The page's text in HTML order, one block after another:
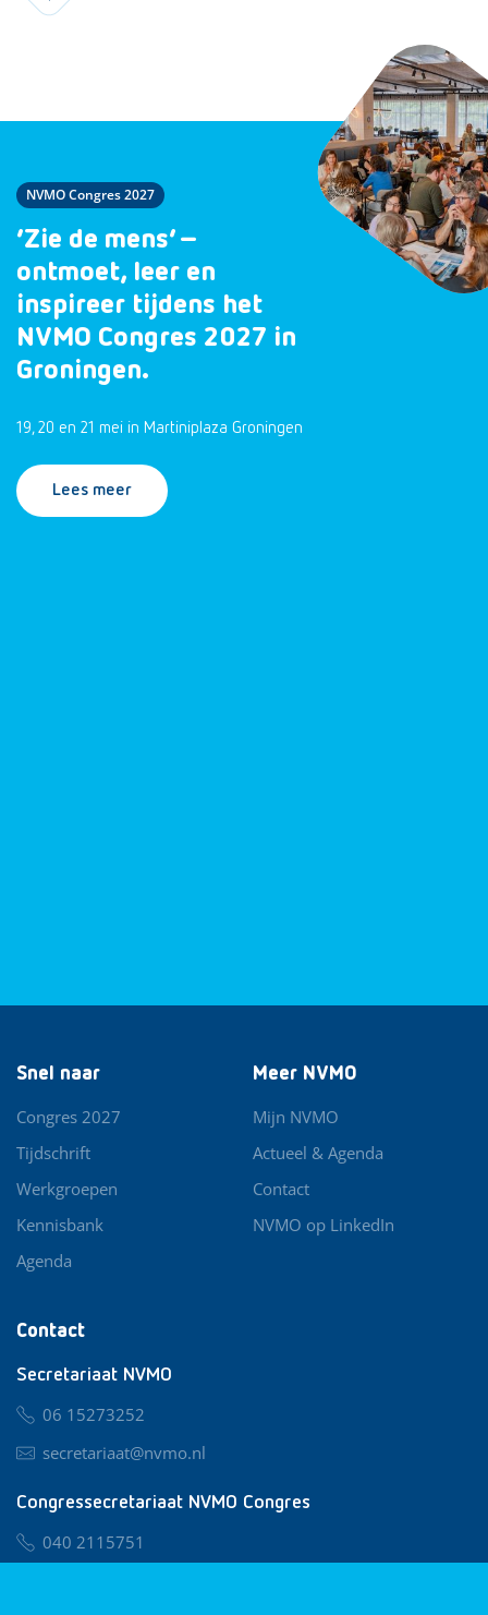
NVMO Congres 2027
‘Zie de mens’ –
ontmoet, leer en
inspireer tijdens het
NVMO Congres 2027 in
Groningen.
19, 20 en 21 mei in Martiniplaza Groningen
Lees meer
Contact
Secretariaat NVMO
06 15273252
secretariaat@nvmo.nl
Congressecretariaat NVMO Congres
040 2115751
Snel naar
Congres 2027
Tijdschrift
Werkgroepen
Kennisbank
Agenda
Meer NVMO
Mijn NVMO
Actueel & Agenda
Contact
NVMO op LinkedIn